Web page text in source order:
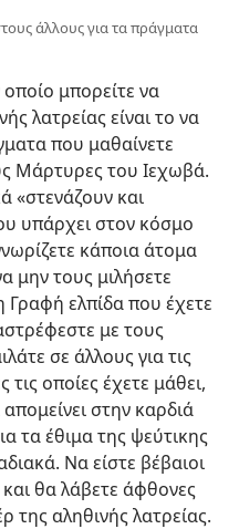
άλλους για τα πράγματα
μπορείτε να
λατρείας είναι το να
που μαθαίνετε
Μάρτυρες του Ιεχωβά.
«στενάζουν και
υπάρχει στον κόσμο
κάποια άτομα
μην τους μιλήσετε
Γραφή ελπίδα που έχετε
με τους
σε άλλους για τις
οποίες έχετε μάθει,
στην καρδιά
τα έθιμα της ψεύτικης
Να είστε βέβαιοι
θα λάβετε άφθονες
της αληθινής λατρείας.